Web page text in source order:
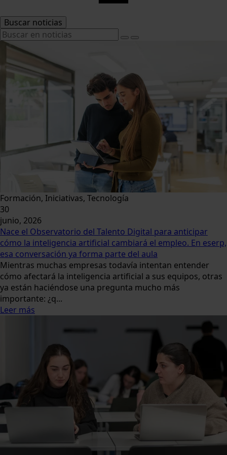
Buscar noticias
Formación, Iniciativas, Tecnología
30
junio, 2026
Nace el Observatorio del Talento Digital para anticipar
cómo la inteligencia artificial cambiará el empleo. En eserp,
esa conversación ya forma parte del aula
Mientras muchas empresas todavía intentan entender
cómo afectará la inteligencia artificial a sus equipos, otras
ya están haciéndose una pregunta mucho más
importante: ¿q...
Leer más